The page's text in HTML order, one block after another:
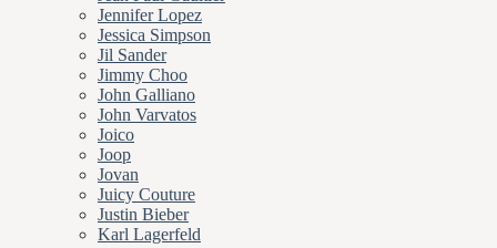
Jennifer Lopez
Jessica Simpson
Jil Sander
Jimmy Choo
John Galliano
John Varvatos
Joico
Joop
Jovan
Juicy Couture
Justin Bieber
Karl Lagerfeld